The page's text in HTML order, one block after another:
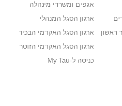
ראשון
אגפים ומשרדי מינהלה
ארגון הסגל המנהלי
ארגון הסגל האקדמי הבכיר
ארגון הסגל האקדמי הזוטר
כניסה ל-My Tau